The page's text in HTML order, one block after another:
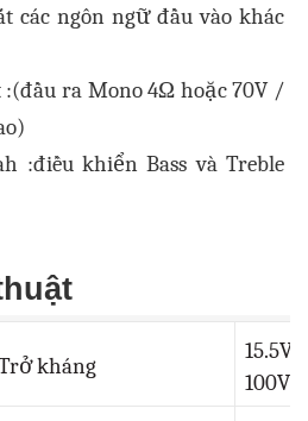
các ngôn ngữ đầu vào khác
:(đầu ra Mono4Ω hoặc 70V /
:điều khiển Bass và Treble
kháng
100V/